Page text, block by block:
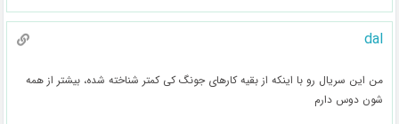
dal
من این سریال رو با اینکه از بقیه کارهای جونگ کی کمتر شناخته شده، بیشتر از همه
شون دوس دارم